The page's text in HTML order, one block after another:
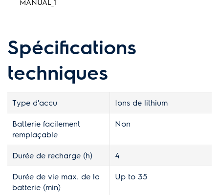
MANUAL_1
Spécifications
techniques
Type d'accu Ions de lithium
Batterie facilement
remplaçable
Non
Durée de recharge (h) 4
Durée de vie max. de la
batterie (min)
Up to 35